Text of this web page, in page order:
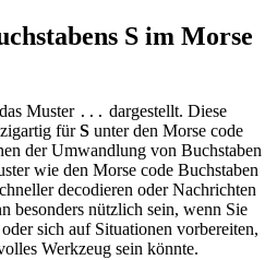
S im Morse
Muster ... dargestellt. Diese
fürS unter den Morse code
der Umwandlung von Buchstaben
wie den Morse code Buchstaben
decodieren oder Nachrichten
besonders nützlich sein, wenn Sie
sich auf Situationen vorbereiten,
Werkzeug sein könnte.